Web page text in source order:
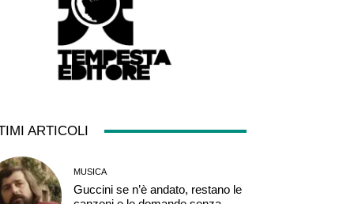
ARTICOLI
MUSICA
Guccini se n’è andato, restano le